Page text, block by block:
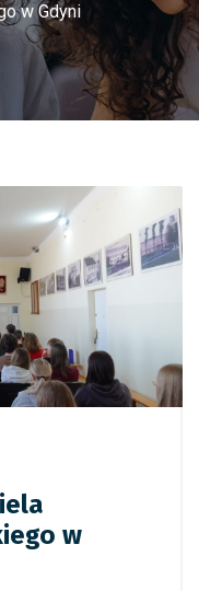
w Gdyni
w